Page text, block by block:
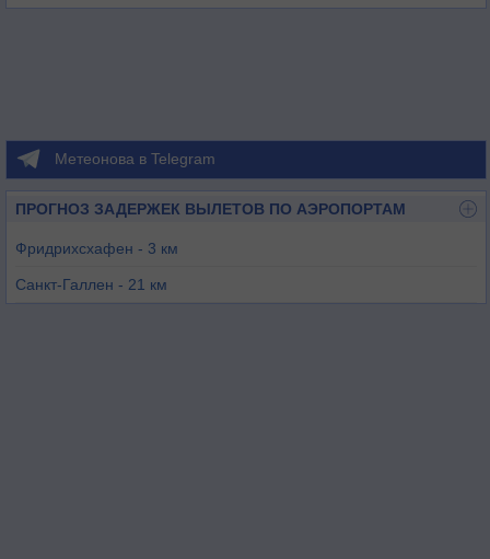
Метеонова в Telegram
ПРОГНОЗ ЗАДЕРЖЕК ВЫЛЕТОВ ПО АЭРОПОРТАМ
Фридрихсхафен - 3 км
Санкт-Галлен - 21 км